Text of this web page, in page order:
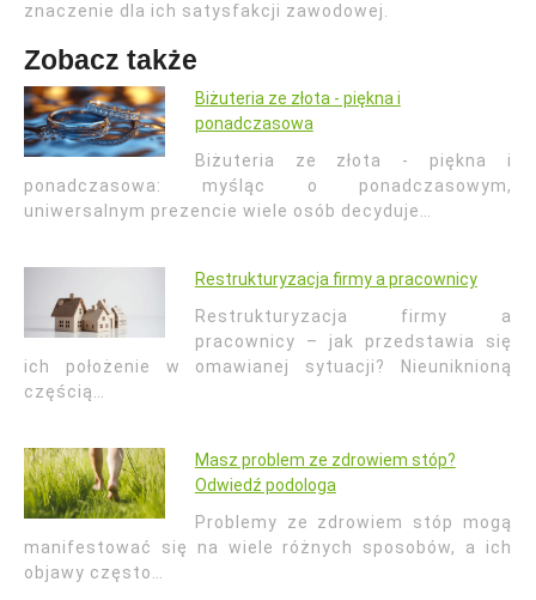
znaczenie dla ich satysfakcji zawodowej.
Zobacz także
Biżuteria ze złota - piękna i
ponadczasowa
Biżuteria ze złota - piękna i
ponadczasowa: myśląc o ponadczasowym,
uniwersalnym prezencie wiele osób decyduje…
Restrukturyzacja firmy a pracownicy
Restrukturyzacja firmy a
pracownicy – jak przedstawia się
ich położenie w omawianej sytuacji? Nieuniknioną
częścią…
Masz problem ze zdrowiem stóp?
Odwiedź podologa
Problemy ze zdrowiem stóp mogą
manifestować się na wiele różnych sposobów, a ich
objawy często…